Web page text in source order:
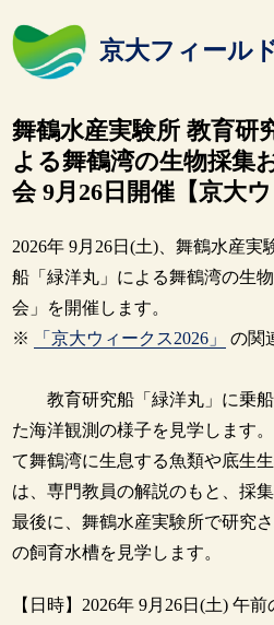
京大フィール
舞鶴水産実験所 教育研
よる舞鶴湾の生物採集
会 9月26日開催【京大ウ
2026年 9月26日(土)、舞鶴水産
船「緑洋丸」による舞鶴湾の生
会」を開催します。
※
「京大ウィークス2026」 の関
教育研究船「緑洋丸」に乗船
た海洋観測の様子を見学します
て舞鶴湾に生息する魚類や底生
は、専門教員の解説のもと、採
最後に、舞鶴水産実験所で研究
の飼育水槽を見学します。
【日時】2026年 9月26日(土) 午